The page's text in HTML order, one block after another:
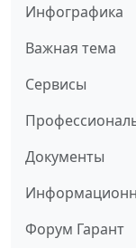
Инфографика
Важная тема
Сервисы
Документы
Форум Гарант